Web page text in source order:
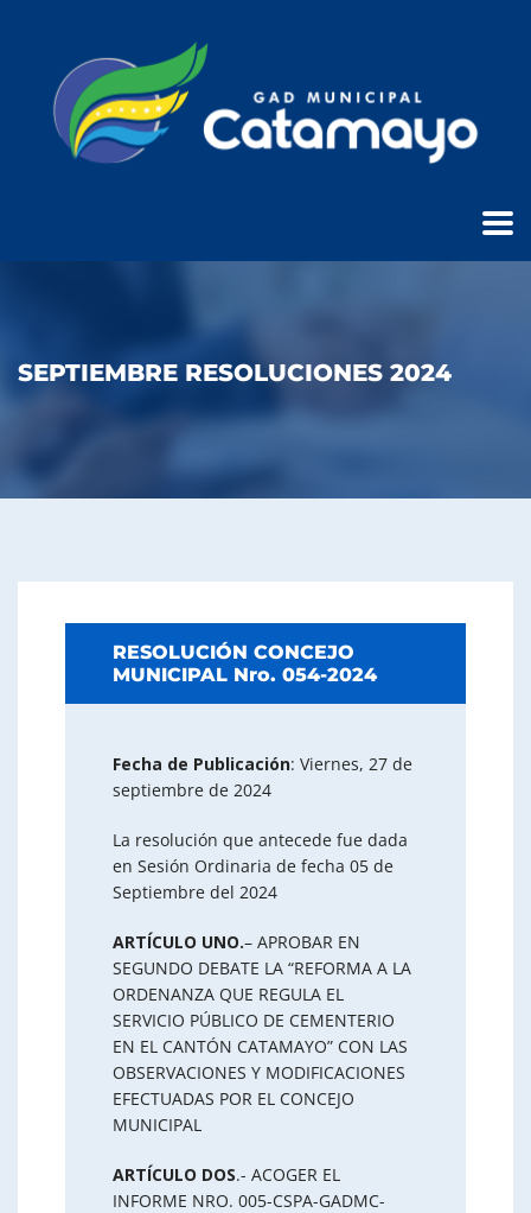
SEPTIEMBRE RESOLUCIONES 2024
RESOLUCIÓN CONCEJO
MUNICIPAL Nro. 054-2024
Fecha de Publicación: Viernes, 27 de
septiembre de 2024
La resolución que antecede fue dada
en Sesión Ordinaria de fecha 05 de
Septiembre del 2024
ARTÍCULO UNO.– APROBAR EN
SEGUNDO DEBATE LA “REFORMA A LA
ORDENANZA QUE REGULA EL
SERVICIO PÚBLICO DE CEMENTERIO
EN EL CANTÓN CATAMAYO” CON LAS
OBSERVACIONES Y MODIFICACIONES
EFECTUADAS POR EL CONCEJO
MUNICIPAL
ARTÍCULO DOS.- ACOGER EL
INFORME NRO. 005-CSPA-GADMC-